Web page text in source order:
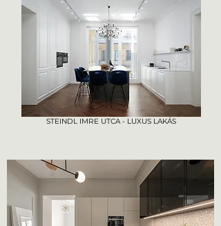
STEINDL IMRE UTCA - LUXUS LAKÁS